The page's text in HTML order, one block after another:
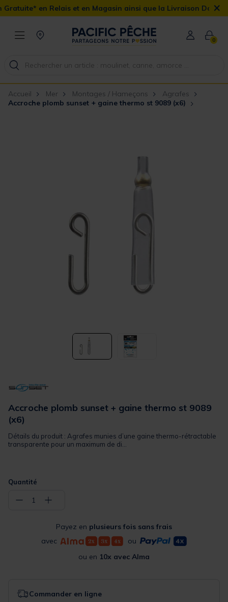
et en Magasin ainsi que la Livraison Domicile offerte dès 90€
×
0
Accueil Mer Montages / Hameçons
Agrafes
Accroche plomb sunset + gaine thermo st 9089 (x6)
Accroche plomb sunset + gaine thermo st 9089
(x6)
Détails du produit : Agrafes munies d’une gaine thermo-rétractable
transparente pour un maximum de di...
Quantité
− 1 +
Payez en plusieurs fois sans frais
avec
ou
ou en 10x avec Alma
Commander en ligne